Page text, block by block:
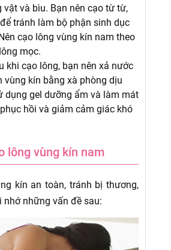
vật và bìu. Bạn nên cạo từ từ,
tránh làm bộ phận sinh dục
cạo lông vùng kín nam theo
mọc.
khi cạo lông, bạn nên xả nước
vùng kín bằng xà phòng dịu
dụng gel dưỡng ẩm và làm mát
hồi và giảm cảm giác khó
lông vùng kín nam
kín an toàn, tránh bị thương,
nhớ những vấn đề sau: